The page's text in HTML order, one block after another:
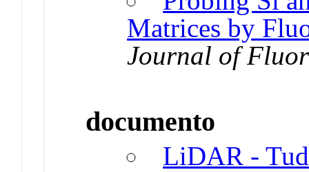
Matrices by
Journal of
documento
LiDAR -